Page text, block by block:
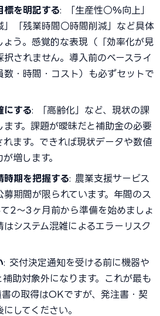
標を明記する: 「生産性○%向上」
」「残業時間○時間削減」など具体
ょう。感覚的な表現（「効率化が見
されません。導入前のベースライ
数・時間・コスト）も必ずセットで
にする: 「高齢化」など、現状の課
す。課題が曖昧だと補助金の必要
ます。できれば現状データや数値
増します。
時期を把握する: 農業支援サービス
期間が限られています。年間のス
2〜3ヶ月前から準備を始めましょ
システム混雑によるエラーリスク
: 交付決定通知を受ける前に機器や
助対象外になります。これが最も
書の取得はOKですが、発注書・契
してください。